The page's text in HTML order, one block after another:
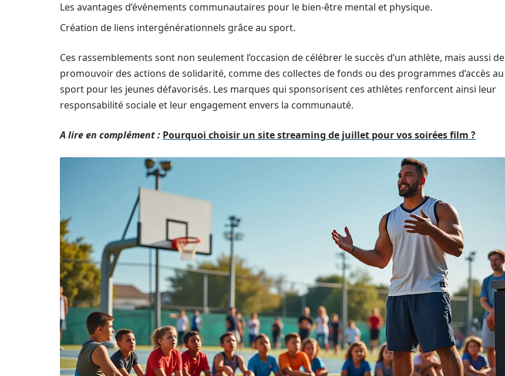
Les avantages d’événements communautaires pour le bien-être mental et physique.
Création de liens intergénérationnels grâce au sport.
Ces rassemblements sont non seulement l’occasion de célébrer le succès d’un athlète, mais aussi de
promouvoir des actions de solidarité, comme des collectes de fonds ou des programmes d’accès au
sport pour les jeunes défavorisés. Les marques qui sponsorisent ces athlètes renforcent ainsi leur
responsabilité sociale et leur engagement envers la communauté.
A lire en complément : Pourquoi choisir un site streaming de juillet pour vos soirées film ?